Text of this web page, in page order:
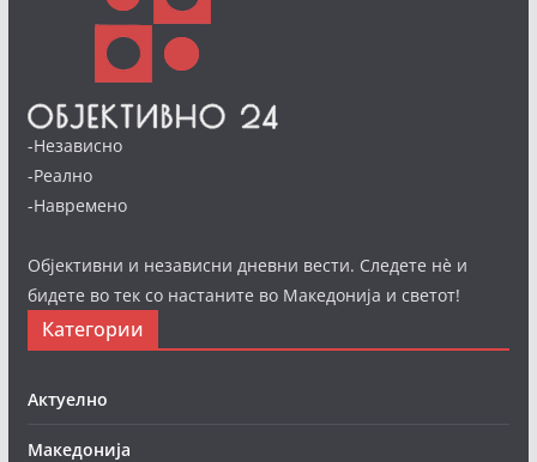
-Независно
-Реално
-Навремено
Објективни и независни дневни вести. Следете нè и
бидете во тек со настаните во Македонија и светот!
Категории
Актуелно
Македонија